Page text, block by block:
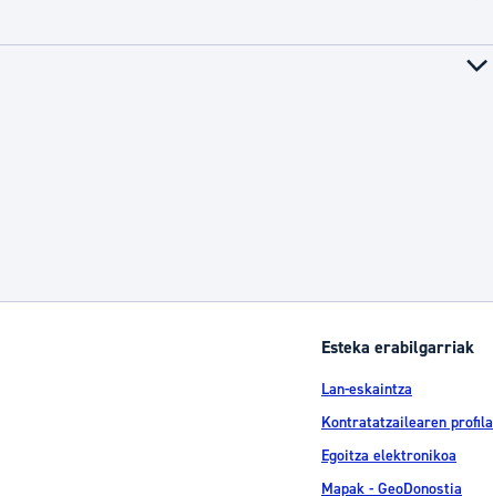
Esteka erabilgarriak
Lan-eskaintza
Kontratatzailearen profila
Egoitza elektronikoa
Mapak - GeoDonostia